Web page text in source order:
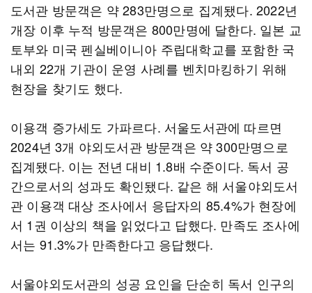
도서관 방문객은 약 283만명으로 집계됐다. 2022년
개장 이후 누적 방문객은 800만명에 달한다. 일본 교
토부와 미국 펜실베이니아 주립대학교를 포함한 국
내외 22개 기관이 운영 사례를 벤치마킹하기 위해
현장을 찾기도 했다.
이용객 증가세도 가파르다. 서울도서관에 따르면
2024년 3개 야외도서관 방문객은 약 300만명으로
집계됐다. 이는 전년 대비 1.8배 수준이다. 독서 공
간으로서의 성과도 확인됐다. 같은 해 서울야외도서
관 이용객 대상 조사에서 응답자의 85.4%가 현장에
서 1권 이상의 책을 읽었다고 답했다. 만족도 조사에
서는 91.3%가 만족한다고 응답했다.
서울야외도서관의 성공 요인을 단순히 독서 인구의